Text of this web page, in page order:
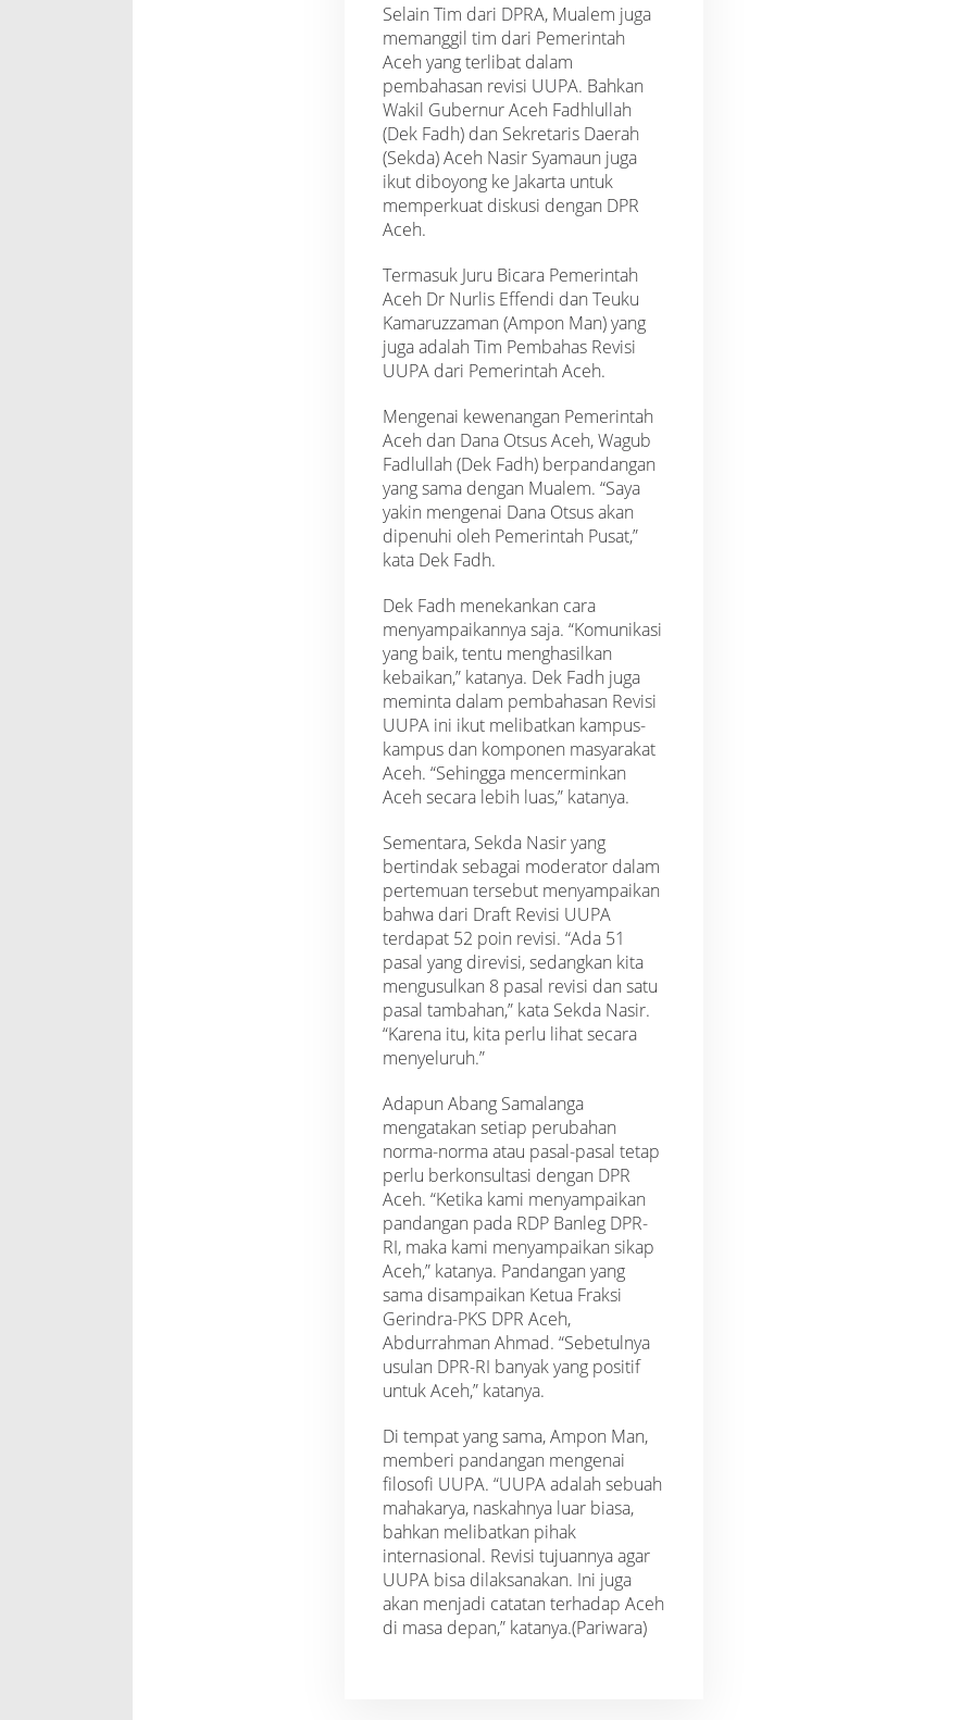
Selain Tim dari DPRA, Mualem juga
memanggil tim dari Pemerintah
Aceh yang terlibat dalam
pembahasan revisi UUPA. Bahkan
Wakil Gubernur Aceh Fadhlullah
(Dek Fadh) dan Sekretaris Daerah
(Sekda) Aceh Nasir Syamaun juga
ikut diboyong ke Jakarta untuk
memperkuat diskusi dengan DPR
Aceh.
Termasuk Juru Bicara Pemerintah
Aceh Dr Nurlis Effendi dan Teuku
Kamaruzzaman (Ampon Man) yang
juga adalah Tim Pembahas Revisi
UUPA dari Pemerintah Aceh.
Mengenai kewenangan Pemerintah
Aceh dan Dana Otsus Aceh, Wagub
Fadlullah (Dek Fadh) berpandangan
yang sama dengan Mualem. “Saya
yakin mengenai Dana Otsus akan
dipenuhi oleh Pemerintah Pusat,”
kata Dek Fadh.
Dek Fadh menekankan cara
menyampaikannya saja. “Komunikasi
yang baik, tentu menghasilkan
kebaikan,” katanya. Dek Fadh juga
meminta dalam pembahasan Revisi
UUPA ini ikut melibatkan kampus-
kampus dan komponen masyarakat
Aceh. “Sehingga mencerminkan
Aceh secara lebih luas,” katanya.
Sementara, Sekda Nasir yang
bertindak sebagai moderator dalam
pertemuan tersebut menyampaikan
bahwa dari Draft Revisi UUPA
terdapat 52 poin revisi. “Ada 51
pasal yang direvisi, sedangkan kita
mengusulkan 8 pasal revisi dan satu
pasal tambahan,” kata Sekda Nasir.
“Karena itu, kita perlu lihat secara
menyeluruh.”
Adapun Abang Samalanga
mengatakan setiap perubahan
norma-norma atau pasal-pasal tetap
perlu berkonsultasi dengan DPR
Aceh. “Ketika kami menyampaikan
pandangan pada RDP Banleg DPR-
RI, maka kami menyampaikan sikap
Aceh,” katanya. Pandangan yang
sama disampaikan Ketua Fraksi
Gerindra-PKS DPR Aceh,
Abdurrahman Ahmad. “Sebetulnya
usulan DPR-RI banyak yang positif
untuk Aceh,” katanya.
Di tempat yang sama, Ampon Man,
memberi pandangan mengenai
filosofi UUPA. “UUPA adalah sebuah
mahakarya, naskahnya luar biasa,
bahkan melibatkan pihak
internasional. Revisi tujuannya agar
UUPA bisa dilaksanakan. Ini juga
akan menjadi catatan terhadap Aceh
di masa depan,” katanya.(Pariwara)